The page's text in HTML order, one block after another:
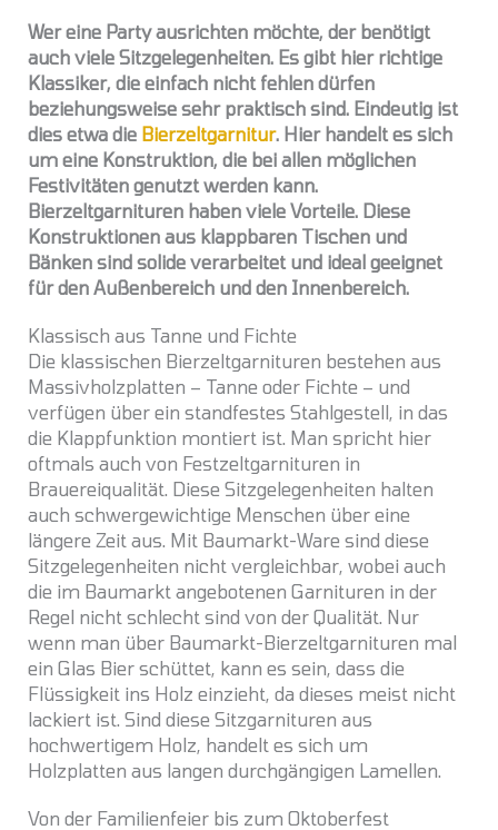
Wer eine Party ausrichten möchte, der benötigt
auch viele Sitzgelegenheiten. Es gibt hier richtige
Klassiker, die einfach nicht fehlen dürfen
beziehungsweise sehr praktisch sind. Eindeutig ist
dies etwa die Bierzeltgarnitur. Hier handelt es sich
um eine Konstruktion, die bei allen möglichen
Festivitäten genutzt werden kann.
Bierzeltgarnituren haben viele Vorteile. Diese
Konstruktionen aus klappbaren Tischen und
Bänken sind solide verarbeitet und ideal geeignet
für den Außenbereich und den Innenbereich.
Klassisch aus Tanne und Fichte
Die klassischen Bierzeltgarnituren bestehen aus
Massivholzplatten – Tanne oder Fichte – und
verfügen über ein standfestes Stahlgestell, in das
die Klappfunktion montiert ist. Man spricht hier
oftmals auch von Festzeltgarnituren in
Brauereiqualität. Diese Sitzgelegenheiten halten
auch schwergewichtige Menschen über eine
längere Zeit aus. Mit Baumarkt-Ware sind diese
Sitzgelegenheiten nicht vergleichbar, wobei auch
die im Baumarkt angebotenen Garnituren in der
Regel nicht schlecht sind von der Qualität. Nur
wenn man über Baumarkt-Bierzeltgarnituren mal
ein Glas Bier schüttet, kann es sein, dass die
Flüssigkeit ins Holz einzieht, da dieses meist nicht
lackiert ist. Sind diese Sitzgarnituren aus
hochwertigem Holz, handelt es sich um
Holzplatten aus langen durchgängigen Lamellen.
Von der Familienfeier bis zum Oktoberfest